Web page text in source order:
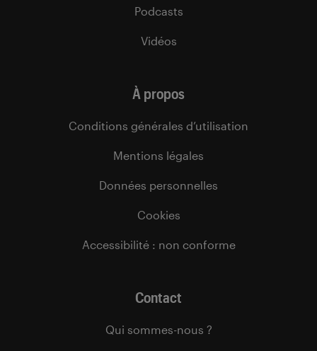
Podcasts
Vidéos
À propos
Conditions générales d’utilisation
Mentions légales
Données personnelles
Cookies
Accessibilité : non conforme
Contact
Qui sommes-nous ?